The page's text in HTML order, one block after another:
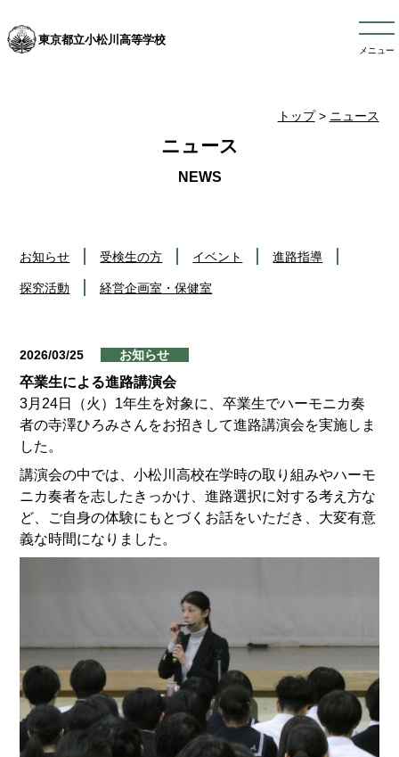
東京都立小松川高等学校
メニュー
トップ> ニュース
ニュース
お知らせ 受検生の方 イベント 進路指導
探究活動 経営企画室・保健室
2026/03/25 お知らせ
卒業生による進路講演会
3月24日（火）1年生を対象に、卒業生でハーモニカ奏
者の寺澤ひろみさんをお招きして進路講演会を実施しま
した。
講演会の中では、小松川高校在学時の取り組みやハーモ
ニカ奏者を志したきっかけ、進路選択に対する考え方な
ど、ご自身の体験にもとづくお話をいただき、大変有意
義な時間になりました。